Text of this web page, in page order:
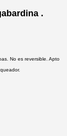
.
No es reversible. Apto